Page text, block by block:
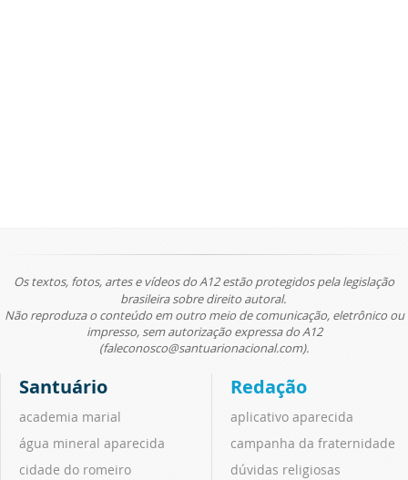
Os textos, fotos, artes e vídeos do A12 estão protegidos pela legislação
brasileira sobre direito autoral.
Não reproduza o conteúdo em outro meio de comunicação, eletrônico ou
impresso, sem autorização expressa do A12
(faleconosco@santuarionacional.com).
Santuário
academia marial
água mineral aparecida
cidade do romeiro
Redação
aplicativo aparecida
campanha da fraternidade
dúvidas religiosas